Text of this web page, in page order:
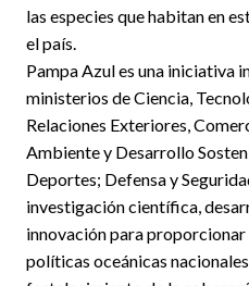
las especies que habitan en
el país.
Pampa Azul es una iniciativa
ministerios de Ciencia,
Relaciones Exteriores,
Ambiente y Desarrollo
Deportes; Defensa y
investigación científica,
innovación para
políticas oceánicas